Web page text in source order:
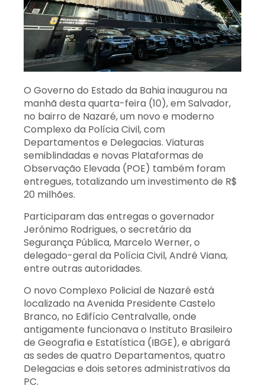
O Governo do Estado da Bahia inaugurou na
manhã desta quarta-feira (10), em Salvador,
no bairro de Nazaré, um novo e moderno
Complexo da Polícia Civil, com
Departamentos e Delegacias. Viaturas
semiblindadas e novas Plataformas de
Observação Elevada (POE) também foram
entregues, totalizando um investimento de R$
20 milhões.
Participaram das entregas o governador
Jerônimo Rodrigues, o secretário da
Segurança Pública, Marcelo Werner, o
delegado-geral da Polícia Civil, André Viana,
entre outras autoridades.
O novo Complexo Policial de Nazaré está
localizado na Avenida Presidente Castelo
Branco, no Edifício Centralvalle, onde
antigamente funcionava o Instituto Brasileiro
de Geografia e Estatística (IBGE), e abrigará
as sedes de quatro Departamentos, quatro
Delegacias e dois setores administrativos da
PC.